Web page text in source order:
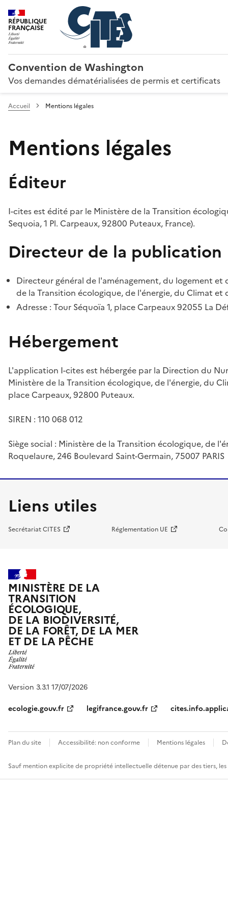
RÉPUBLIQUE
FRANÇAISE
Convention de Washington
Vos demandes dématérialisées de permis et certificats
Accueil Mentions légales
Mentions légales
Éditeur
I-cites est édité par le Ministère de la Transition
Sequoia, 1 Pl. Carpeaux, 92800 Puteaux, France).
Directeur de la publication
Directeur général de l'aménagement, du logement
de la Transition écologique, de l'énergie, du Climat et
Adresse : Tour Séquoïa 1, place Carpeaux 92055 La
Hébergement
L'application I-cites est hébergée par la Direction du
Ministère de la Transition écologique, de l'énergie, du
place Carpeaux, 92800 Puteaux.
SIREN : 110 068 012
Siège social : Ministère de la Transition écologique, de
Roquelaure, 246 Boulevard Saint-Germain, 75007 PARIS
Liens utiles
Secrétariat CITES Réglementation UE
MINISTÈRE DE LA
TRANSITION
ÉCOLOGIQUE,
DE LA BIODIVERSITÉ,
DE LA FORÊT, DE LA MER
ET DE LA PÊCHE
Version 3.3.1 17/07/2026
ecologie.gouv.fr
legifrance.gouv.fr
Plan du site Accessibilité: non conforme Mentions légales
Sauf mention explicite de propriété intellectuelle détenue par des tiers,